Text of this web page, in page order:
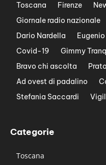
Toscana Firenze
Giornale radio nazionale
Dario Nardella
Covid-19
Gimmy
Bravo chi ascolta
Prato
Ad ovest di padalino
Stefania Saccardi
Categorie
Toscana